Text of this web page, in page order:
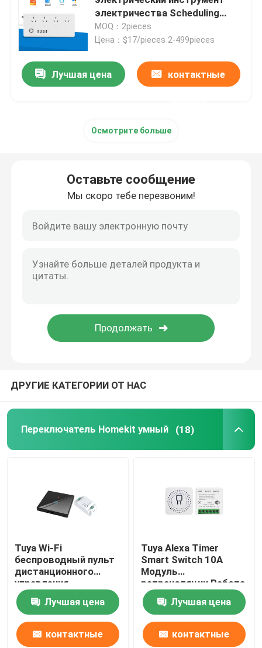
Беспроводной переключатель дистанционного
Переключатель касания Zigbee
Гнездо Homekit умное
Беспроводной водонепроницаемый дверной звонок
Умный выключатель
Камера для умного монитора
Зигби-Гейтвей
Зигби-Гейтвей
электричества Scheduling
2200W
MOQ：2pieces
Цена：$17/pieces 2-499pieces
Лучшая цена контактные
Осмотрите больше
Оставьте сообщение
Мы скоро тебе перезвоним!
ДРУГИЕ КАТЕГОРИИ ОТ НАС
Переключатель Homekit умный (18)
Tuya Wi-Fi
беспроводный пульт
дистанционного
управления
переключатель
закаленное
стеклянное панель с
мини-умный
разрывник лучший
Лучшая цена
контактные
Tuya Alexa Timer
Smart Switch 10A
Модуль
ретрансляции Работа
Удаленный умный
переключатель
поддержка Google
Alexa голосовое
управление легкая
Лучшая цена
контактные